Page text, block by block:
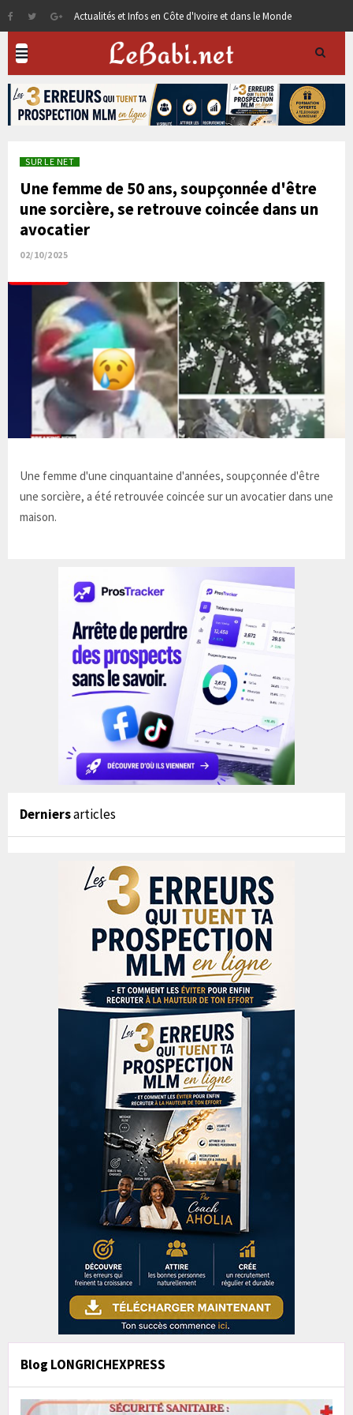
Actualités et Infos en Côte d'Ivoire et dans le Monde
SUR LE NET
Une femme de 50 ans, soupçonnée d'être
une sorcière, se retrouve coincée dans un
avocatier
02/10/2025
Une femme d'une cinquantaine d'années, soupçonnée d'être
une sorcière, a été retrouvée coincée sur un avocatier dans une
maison.
Derniersarticles
Blog LONGRICHEXPRESS